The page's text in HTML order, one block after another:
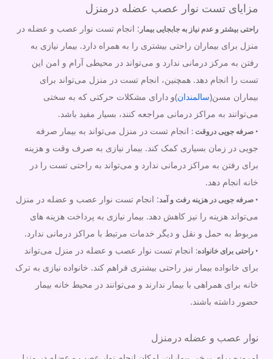
مزایای تست نوار عصب عضله درمنزل
راحتی بیشتر و عدم نیاز به جابجایی بیمار : انجام تست نوار عصب و عضله در
منزل برای بیماران راحتی بیشتری را به همراه دارد. بیمار نیازی به
رفتن به مرکز درمانی ندارد و می‌تواند در محیطی آرام و امن این
تست را انجام دهد. همچنین، انجام تست در منزل می‌تواند برای
بیماران مسن(سالمندان)و دارای مشکلات حرکتی که به سختی
می‌توانند به مراکز درمانی مراجعه کنند، بسیار مفید باشد.
• صرفه جویی دروقت: انجام تست در منزل می‌تواند به بیمار صرفه
جویی در زمان بسیاری کمک کند. بیمار نیازی به صرف وقت و هزینه
برای رفتن به مراکز درمانی ندارد و می‌تواند به راحتی تست را در
خانه انجام دهد.
• صرفه جویی در هزینه رفت و آمد: انجام تست نوار عصب و عضله در منزل
می‌تواند هزینه را نیز کاهش دهد. بیمار نیازی به پرداخت هزینه های
مربوط به حمل و نقل و دیگر خدمات مرتبط با مراکز درمانی ندارد.
• راحتی برای خانواده: انجام تست نوار عصب و عضله در منزل می‌تواند
برای خانواده بیمار نیز راحتی بیشتری فراهم کند. خانواده نیازی به ترک
خانه برای همراهی با بیمار ندارند و می‌توانند در محیط خانه بیمار
حضور داشته باشند.
نوار عصب و عضله درمنزل